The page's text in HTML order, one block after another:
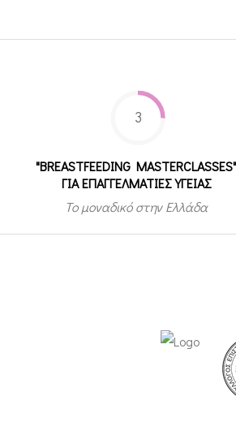
3
"BREASTFEEDING MASTERCLASSES"
ΓΙΑ ΕΠΑΓΓΕΛΜΑΤΙΕΣ ΥΓΕΙΑΣ
Το μοναδικό στην Ελλάδα